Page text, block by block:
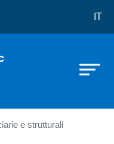
Catalytic IT
e strutturali